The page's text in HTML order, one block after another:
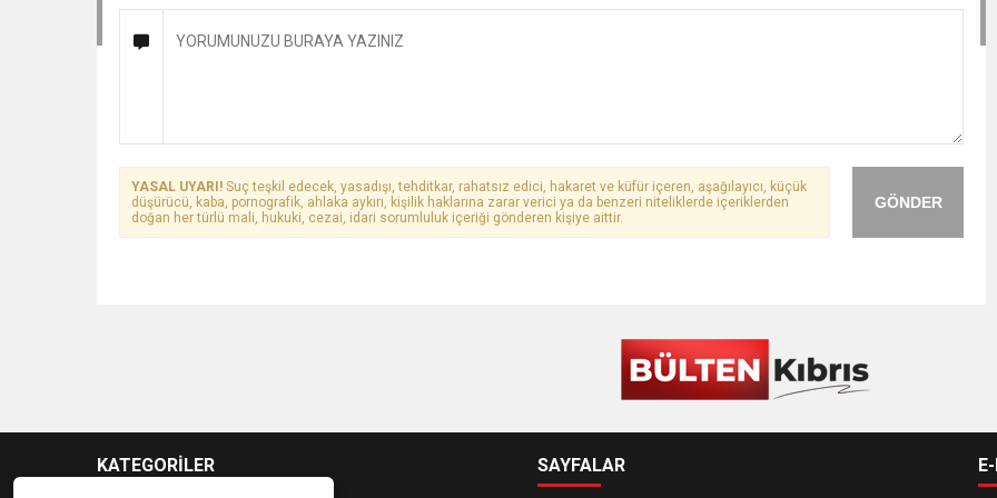
GÖNDER
YASAL UYARI! Suç teşkil edecek, yasadışı, tehditkar, rahatsız edici, hakaret ve küfür içeren, aşağılayıcı, küçük
düşürücü, kaba, pornografik, ahlaka aykırı, kişilik haklarına zarar verici ya da benzeri niteliklerde içeriklerden
doğan her türlü mali, hukuki, cezai, idari sorumluluk içeriği gönderen kişiye aittir.
KATEGORİLER SAYFALAR